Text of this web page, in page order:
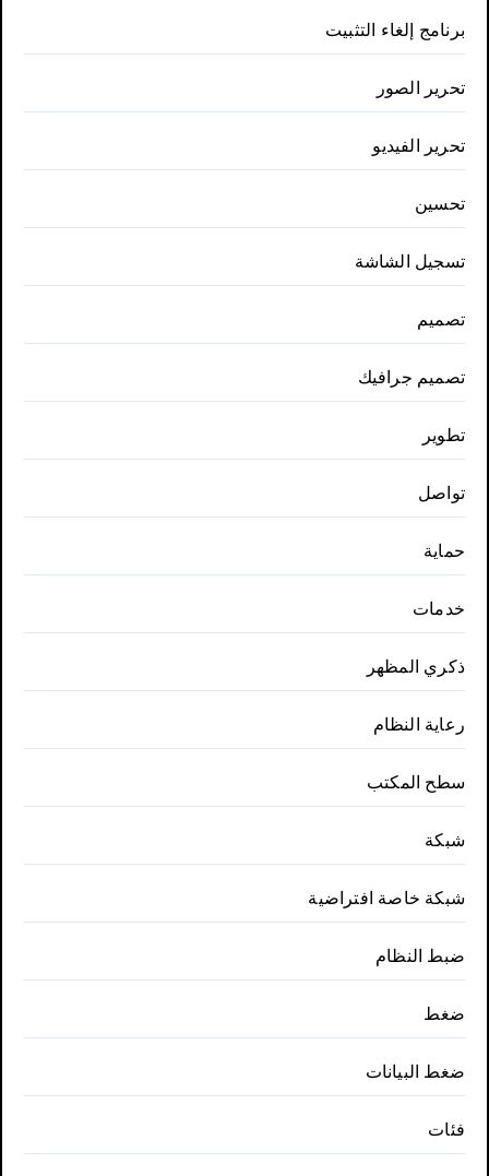
برنامج إلغاء التثبيت
تحرير الصور
تحرير الفيديو
تحسين
تسجيل الشاشة
تصميم
تصميم جرافيك
تطوير
تواصل
حماية
خدمات
ذكري المظهر
رعاية النظام
سطح المكتب
شبكة
شبكة خاصة افتراضية
ضبط النظام
ضغط
ضغط البيانات
فئات